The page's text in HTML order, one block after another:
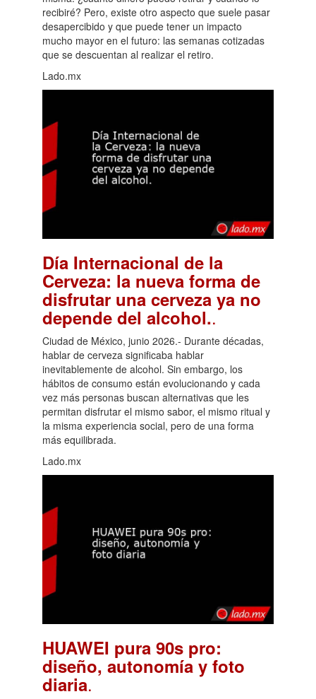
recibiré? Pero, existe otro aspecto que suele pasar
desapercibido y que puede tener un impacto
mucho mayor en el futuro: las semanas cotizadas
que se descuentan al realizar el retiro.
Lado.mx
Día Internacional de la
Cerveza: la nueva forma de
disfrutar una cerveza ya no
depende del alcohol..
Ciudad de México, junio 2026.- Durante décadas,
hablar de cerveza significaba hablar
inevitablemente de alcohol. Sin embargo, los
hábitos de consumo están evolucionando y cada
vez más personas buscan alternativas que les
permitan disfrutar el mismo sabor, el mismo ritual y
la misma experiencia social, pero de una forma
más equilibrada.
Lado.mx
HUAWEI pura 90s pro:
diseño, autonomía y foto
diaria.